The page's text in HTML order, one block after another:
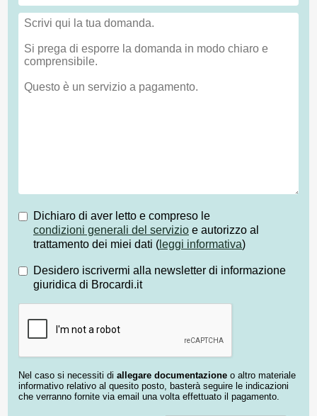
Dichiaro di aver letto e compreso le
condizioni generali del servizio e autorizzo al
trattamento dei miei dati ( leggi informativa)
Desidero iscrivermi alla newsletter di informazione
giuridica di Brocardi.it
Nel caso si necessiti di allegare documentazione o altro materiale
informativo relativo al quesito posto, basterà seguire le indicazioni
che verranno fornite via email una volta effettuato il pagamento.